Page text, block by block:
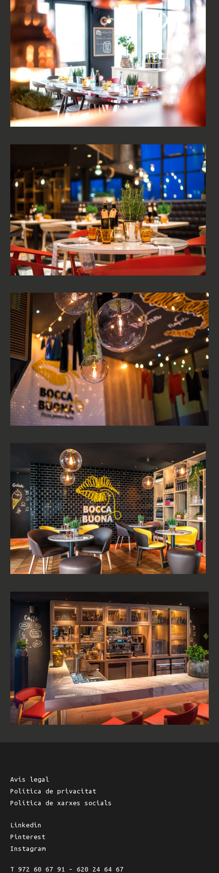
Avís legal
Política de privacitat
Política de xarxes socials
Linkedin
Pinterest
Instagram
T 972 60 67 91 – 620 24 64 67